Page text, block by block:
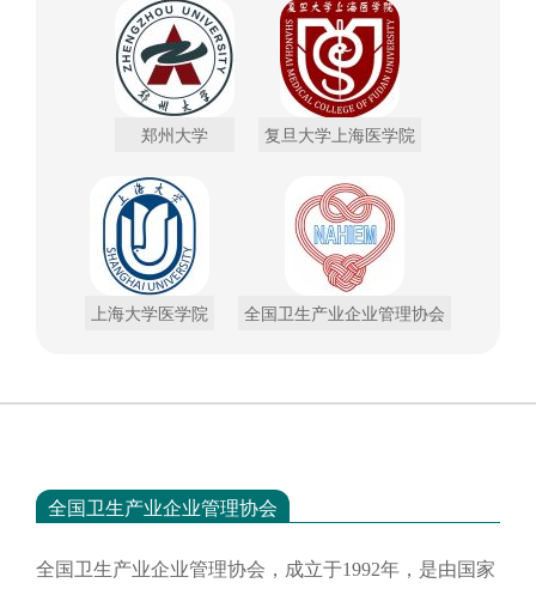
郑州大学 复旦大学上海医学院
上海大学医学院 全国卫生产业企业管理协会
全国卫生产业企业管理协会
全国卫生产业企业管理协会，成立于1992年，是由国家